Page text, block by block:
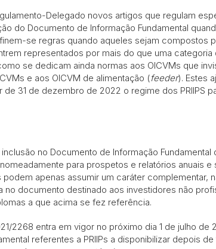
Delegado novos artigos que regulam
do Documento de Informação Fundamental
se regras quando aqueles sejam compostos
representados por mais do que uma categoria
se dedicam ainda normas aos OICVMs que
e aos OICVM de alimentação (feeder). Estes
de 31 de dezembro de 2022 o regime dos PRIIPS
no Documento de Informação
para prospetos e relatórios anuais e
apenas assumir um caráter complementar,
no documento destinado aos investidores não
a que acima se fez referência.
2268 entra em vigor no próximo dia 1 de julho de
referentes a PRIIPs a disponibilizar depois